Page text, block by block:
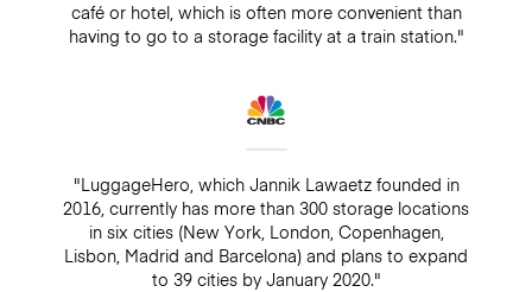
café or hotel, which is often more convenient than
having to go to a storage facility at a train station."
"LuggageHero, which Jannik Lawaetz founded in
2016, currently has more than 300 storage locations
in six cities (New York, London, Copenhagen,
Lisbon, Madrid and Barcelona) and plans to expand
to 39 cities by January 2020."